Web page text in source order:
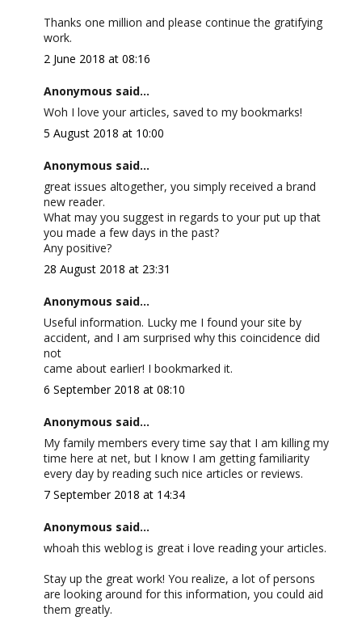
Thanks one million and please continue the gratifying
work.
2 June 2018 at 08:16
Anonymous said...
Woh I love your articles, saved to my bookmarks!
5 August 2018 at 10:00
Anonymous said...
great issues altogether, you simply received a brand
new reader.
What may you suggest in regards to your put up that
you made a few days in the past?
Any positive?
28 August 2018 at 23:31
Anonymous said...
Useful information. Lucky me I found your site by
accident, and I am surprised why this coincidence did
not
came about earlier! I bookmarked it.
6 September 2018 at 08:10
Anonymous said...
My family members every time say that I am killing my
time here at net, but I know I am getting familiarity
every day by reading such nice articles or reviews.
7 September 2018 at 14:34
Anonymous said...
whoah this weblog is great i love reading your articles.
Stay up the great work! You realize, a lot of persons
are looking around for this information, you could aid
them greatly.